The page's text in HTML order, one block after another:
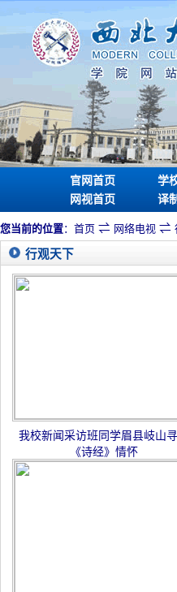
官网首页 学
网视首页
译
您当前的位置： 首页 ⇌ 网络电视 ⇌
行观天下
我校新闻采访班同学眉县岐山
《诗经》情怀